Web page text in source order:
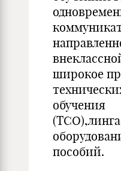
широкое
обучения
пособий.